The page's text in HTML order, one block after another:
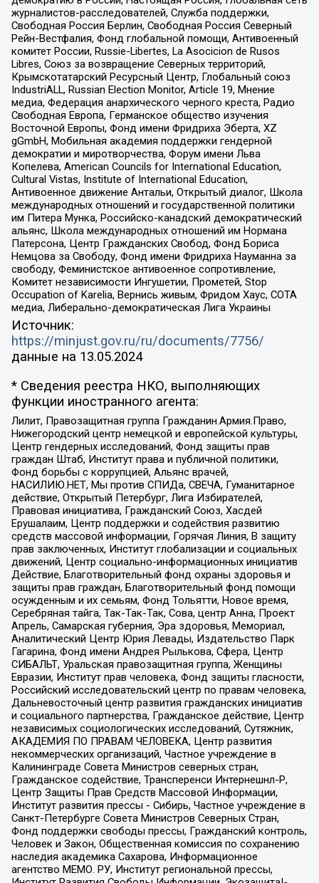
журналистов-расследователей, Служба поддержки,
Свободная Россия Берлин, Свободная Россия Северный
Рейн-Вестфалия, Фонд глобальной помощи, Антивоенный
комитет России, Russie-Libertes, La Asocicion de Rusos
Libres, Союз за возвращение Северных территорий,
Крымскотатарский Ресурсный Центр, Глобальный союз
IndustriALL, Russian Election Monitor, Article 19, Мнение
медиа, Федерация анархического черного креста, Радио
Свободная Европа, Германское общество изучения
Восточной Европы, Фонд имени Фридриха Эберта, XZ
gGmbH, Мобильная академия поддержки гендерной
демократии и миротворчества, Форум имени Льва
Копелева, American Councils for International Education,
Cultural Vistas, Institute of International Education,
Антивоенное движение Антальи, Открытый диалог, Школа
международных отношений и государственной политики
им Питера Мунка, Российско-канадский демократический
альянс, Школа международных отношений им Нормана
Патерсона, Центр Гражданских Свобод, Фонд Бориса
Немцова за Свободу, Фонд имени Фридриха Науманна за
свободу, Феминистское антивоенное сопротивление,
Комитет независимости Ингушетии, Прометей, Stop
Occupation of Karelia, Вернись живым, Фридом Хаус, СОТА
медиа, Либерально-демократическая Лига Украины
Источник:
https://minjust.gov.ru/ru/documents/7756/
данные на 13.05.2024
* Сведения реестра НКО, выполняющих
функции иностранного агента:
Лилит, Правозащитная группа Гражданин.Армия.Право,
Нижегородский центр немецкой и европейской культуры,
Центр гендерных исследований, Фонд защиты прав
граждан Штаб, Институт права и публичной политики,
Фонд борьбы с коррупцией, Альянс врачей,
НАСИЛИЮ.НЕТ, Мы против СПИДа, СВЕЧА, Гуманитарное
действие, Открытый Петербург, Лига Избирателей,
Правовая инициатива, Гражданский Союз, Хасдей
Ерушалаим, Центр поддержки и содействия развитию
средств массовой информации, Горячая Линия, В защиту
прав заключенных, Институт глобализации и социальных
движений, Центр социально-информационных инициатив
Действие, Благотворительный фонд охраны здоровья и
защиты прав граждан, Благотворительный фонд помощи
осужденным и их семьям, Фонд Тольятти, Новое время,
Серебряная тайга, Так-Так-Так, Сова, центр Анна, Проект
Апрель, Самарская губерния, Эра здоровья, Мемориал,
Аналитический Центр Юрия Левады, Издательство Парк
Гагарина, Фонд имени Андрея Рылькова, Сфера, Центр
СИБАЛЬТ, Уральская правозащитная группа, Женщины
Евразии, Институт прав человека, Фонд защиты гласности,
Российский исследовательский центр по правам человека,
Дальневосточный центр развития гражданских инициатив
и социального партнерства, Гражданское действие, Центр
независимых социологических исследований, Сутяжник,
АКАДЕМИЯ ПО ПРАВАМ ЧЕЛОВЕКА, Центр развития
некоммерческих организаций, Частное учреждение в
Калининграде Совета Министров северных стран,
Гражданское содействие, Трансперенси Интернешнл-Р,
Центр Защиты Прав Средств Массовой Информации,
Институт развития прессы - Сибирь, Частное учреждение в
Санкт-Петербурге Совета Министров Северных Стран,
Фонд поддержки свободы прессы, Гражданский контроль,
Человек и Закон, Общественная комиссия по сохранению
наследия академика Сахарова, Информационное
агентство МЕМО. РУ, Институт региональной прессы,